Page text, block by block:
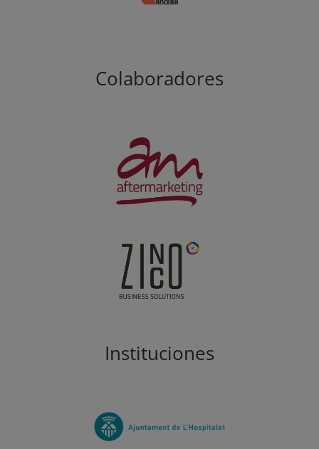
Colaboradores
Instituciones